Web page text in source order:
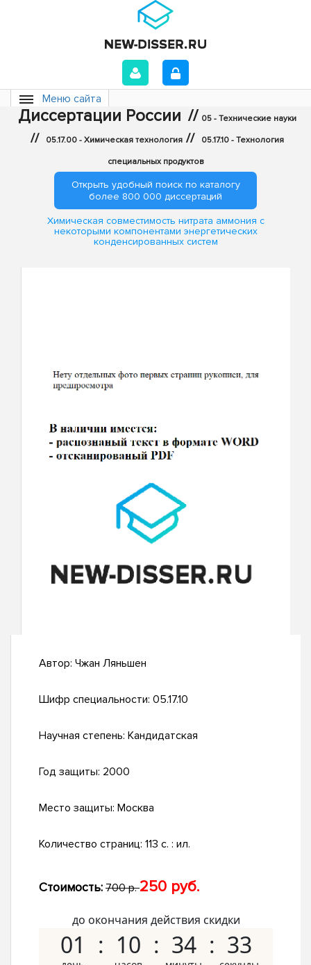
Меню сайта
Диссертации России // 05 - Технические науки
// 05.17.00 - Химическая технология // 05.17.10 - Технология
специальных продуктов
Открыть удобный поиск по каталогу
более 800 000 диссертаций
Химическая совместимость нитрата аммония с
некоторыми компонентами энергетических
конденсированных систем
Автор: Чжан Ляньшен
Шифр специальности: 05.17.10
Научная степень: Кандидатская
Год защиты: 2000
Место защиты: Москва
Количество страниц: 113 с. : ил.
Стоимость: 700 р.250 руб.
до окончания действия скидки
01 10 34 32